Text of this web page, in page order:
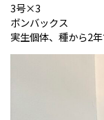
3号×3
ボンバックス
実生個体、種から2